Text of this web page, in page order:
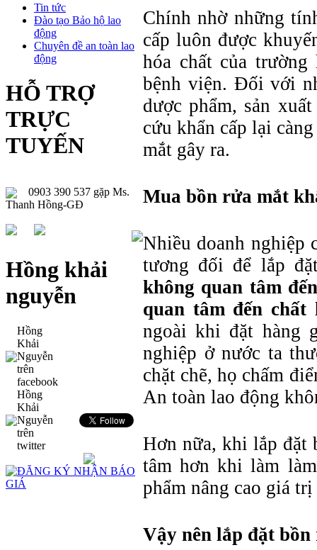
Tin tức
Đào tạo Bảo hộ lao
động
Chuyên đề an toàn lao
động
HỖ TRỢ
TRỰC
TUYẾN
0903 390 537 gặp Ms.
Thanh Hồng-GĐ
Hồng khải
nguyễn
Hồng
Khải
Nguyễn
trên
facebook
Hồng
Khải
Nguyễn
trên
twitter
Chính nhờ những
cấp luôn được
hóa chất của
bệnh viện. Đối với
dược phẩm, sản
cứu khẩn cấp lại
mắt gây ra.
Mua bồn rửa mắt
Nhiều doanh nghiệp
tương đối để lắp
không quan tâm
quan tâm đến chất
ngoài khi đặt hàng
nghiệp ở nước ta
chặt chẽ, họ chấm
An toàn lao động
Hơn nữa, khi lắp đặt
tâm hơn khi làm
phẩm nâng cao giá
Vậy nên lắp đặt